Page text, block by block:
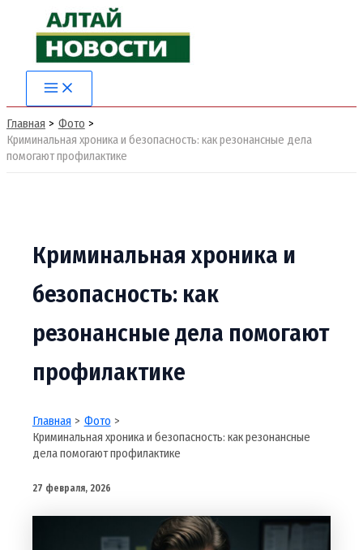
содержимому
Main
Menu
Главная
Фото
Криминальная хроника и безопасность: как резонансные дела
помогают профилактике
Криминальная хроника и
безопасность: как
резонансные дела помогают
профилактике
Главная
Фото
Криминальная хроника и безопасность: как резонансные
дела помогают профилактике
27 февраля, 2026